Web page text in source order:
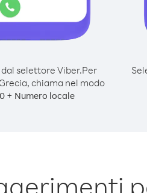
selettore Viber.Per
chiama nel modo
+ Numero locale